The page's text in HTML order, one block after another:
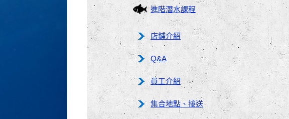
進階潛水課程
店鋪介紹
Q&A
員工介紹
集合地點、接送